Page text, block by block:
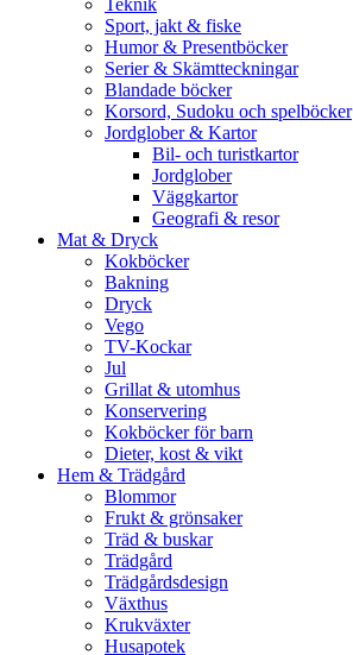
Teknik
Sport, jakt & fiske
Humor & Presentböcker
Serier & Skämtteckningar
Blandade böcker
Korsord, Sudoku och spelböcker
Jordglober & Kartor
Bil- och turistkartor
Jordglober
Väggkartor
Geografi & resor
Mat & Dryck
Kokböcker
Bakning
Dryck
Vego
TV-Kockar
Jul
Grillat & utomhus
Konservering
Kokböcker för barn
Dieter, kost & vikt
Hem & Trädgård
Blommor
Frukt & grönsaker
Träd & buskar
Trädgård
Trädgårdsdesign
Växthus
Krukväxter
Husapotek